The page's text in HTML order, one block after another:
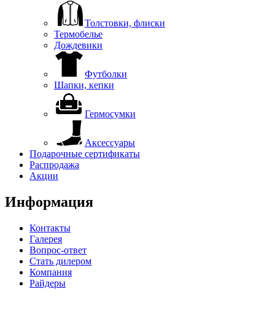
Толстовки, флиски
Термобелье
Дождевики
Футболки
Шапки, кепки
Гермосумки
Аксессуары
Подарочные сертификаты
Распродажа
Акции
Информация
Контакты
Галерея
Вопрос-ответ
Стать дилером
Компания
Райдеры